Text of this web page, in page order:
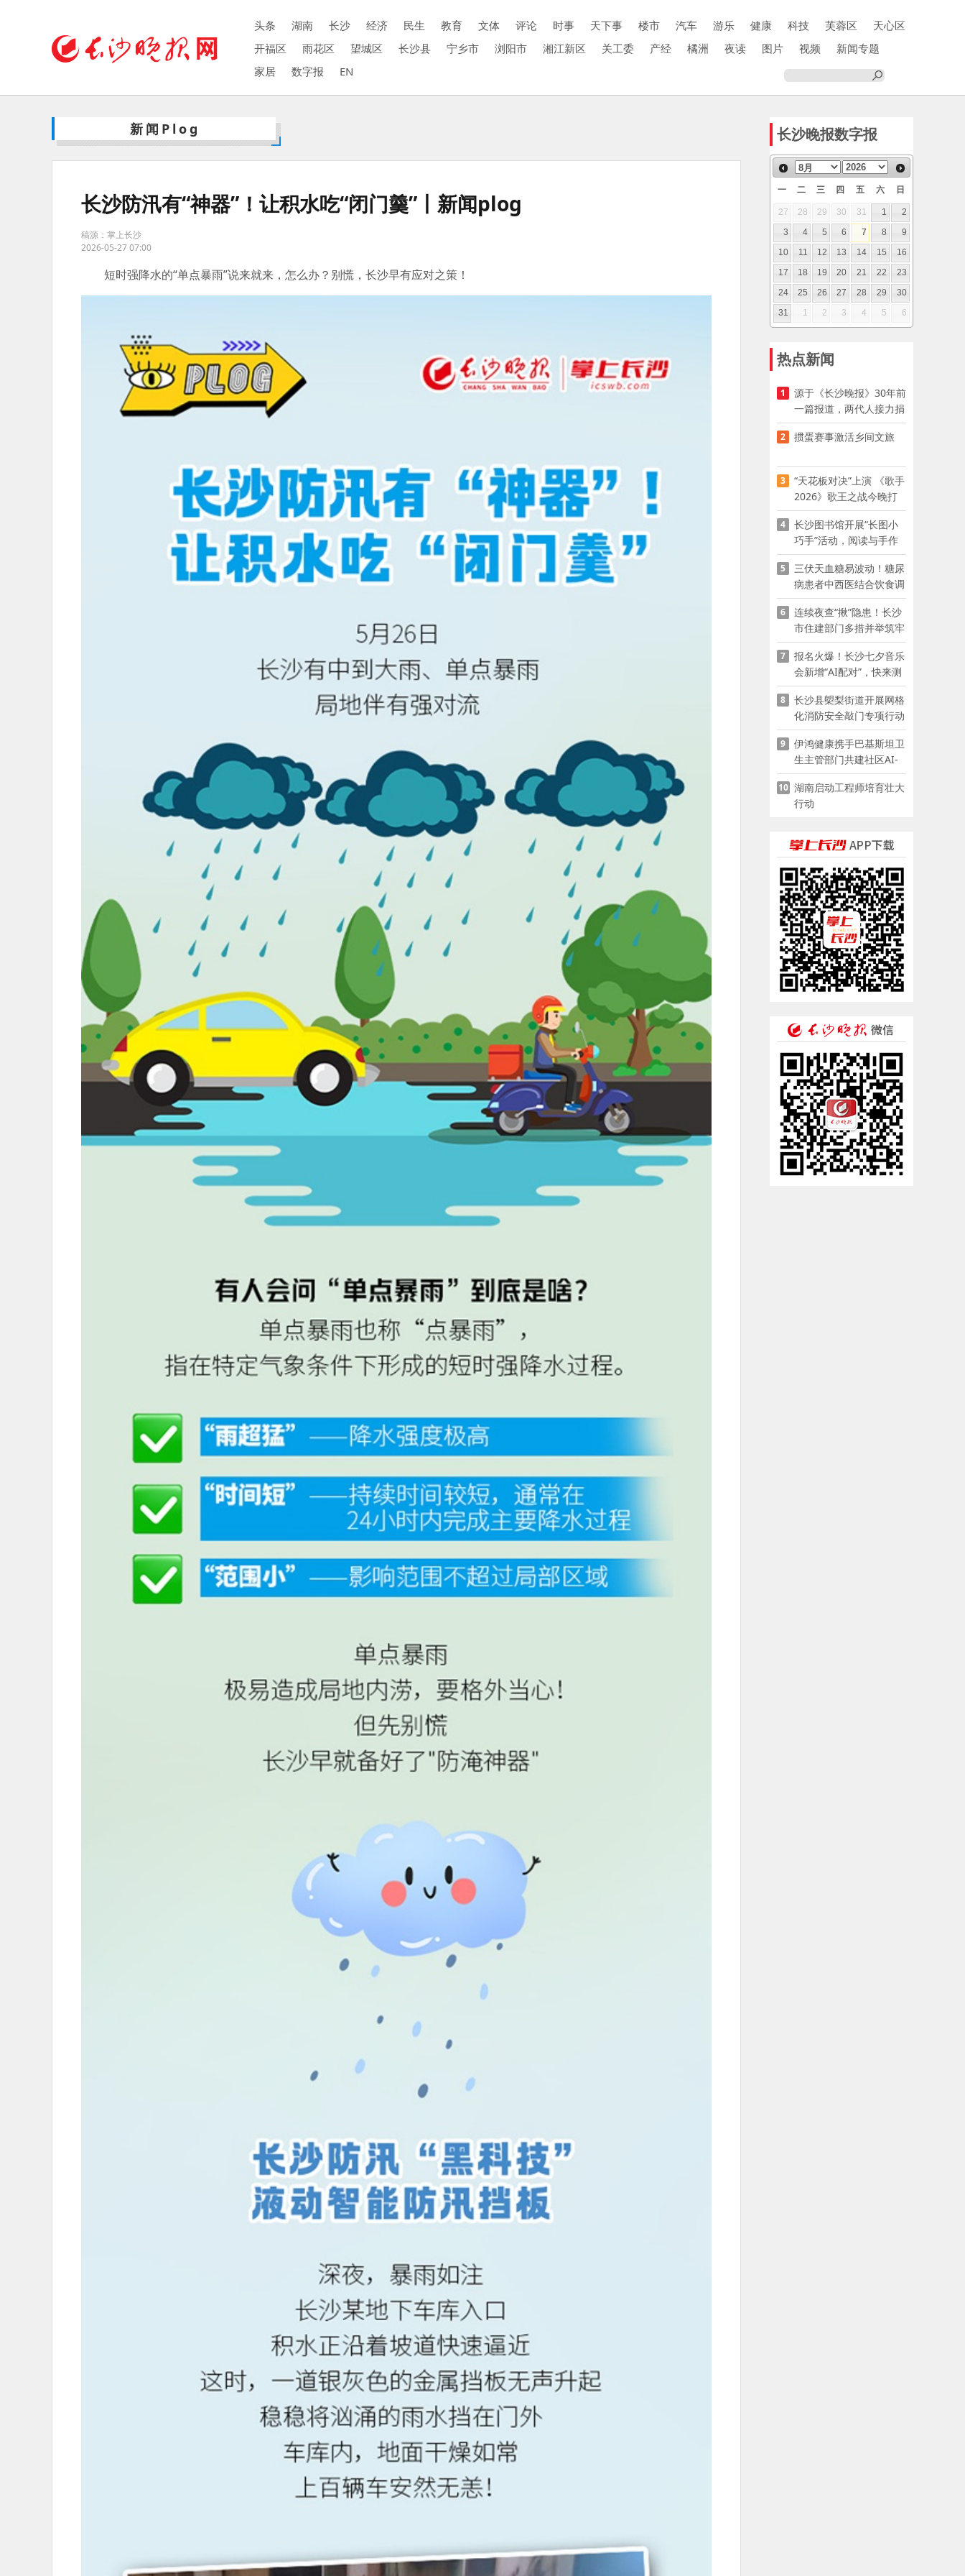
头条 湖南 长沙 经济 民生 教育 文体 评论 时事 天下事 楼市 汽车 游乐 健康 科技 芙蓉区
天心区
开福区
雨花区 望城区 长沙县 宁乡市 浏阳市 湘江新区 关工委 产经 橘洲 夜读 图片 视频
新闻专题
家居
数字报 EN
新闻Plog
长沙防汛有“神器”！让积水吃“闭门羹”丨新闻plog
稿源：掌上长沙
2026-05-27 07:00
短时强降水的“单点暴雨”说来就来，怎么办？别慌，长沙早有应对之策！
长沙晚报数字报
一 二 三 四 五 六 日
27 28 29 30 31 1
2
3
4 5 6 7 8
9
10
11 12 13 14 15
16
17
18 19 20 21 22
23
24
25 26 27 28 29
30
31
1 2 3 4 5 6
热点新闻
1
源于《长沙晚报》30年前
一篇报道，两代人接力捐
资助学
2 掼蛋赛事激活乡间文旅
3
“天花板对决”上演 《歌手
2026》歌王之战今晚打
响
4
长沙图书馆开展“长图小
巧手”活动，阅读与手作
赋能少儿暑期成长
5
三伏天血糖易波动！糖尿
病患者中西医结合饮食调
养指南
6
连续夜查“揪”隐患！长沙
市住建部门多措并举筑牢
夏季建筑施工安全防线
7
报名火爆！长沙七夕音乐
会新增“AI配对”，快来测
测你的七夕缘分
8
长沙县㮾梨街道开展网格
化消防安全敲门专项行动
9
伊鸿健康携手巴基斯坦卫
生主管部门共建社区AI-
POCT生态
10 湖南启动工程师培育壮大
行动